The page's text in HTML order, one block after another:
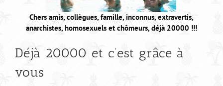
Chers amis, collègues, famille, inconnus, extravertis,
anarchistes, homosexuels et chômeurs, déjà 20000 !!!
Déjà 20000 et c’est grâce à
vous